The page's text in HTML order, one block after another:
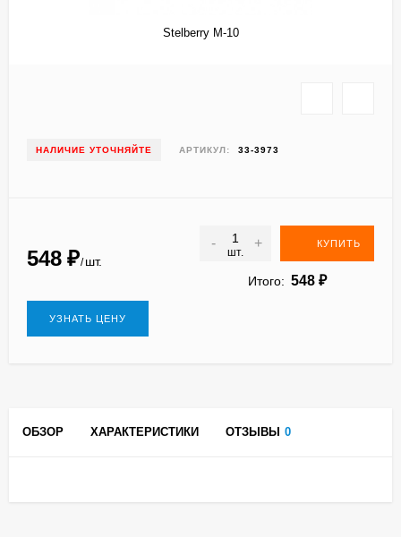
Stelberry M-10
НАЛИЧИЕ УТОЧНЯЙТЕ АРТИКУЛ: 33-3973
548 ₽/ шт.
-
шт.
+ КУПИТЬ
Итого: 548 ₽
УЗНАТЬ ЦЕНУ
ОБЗОР ХАРАКТЕРИСТИКИ ОТЗЫВЫ 0